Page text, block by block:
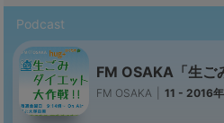
Podcast
FM OSAKA「生ご
FM OSAKA 11 - 2016